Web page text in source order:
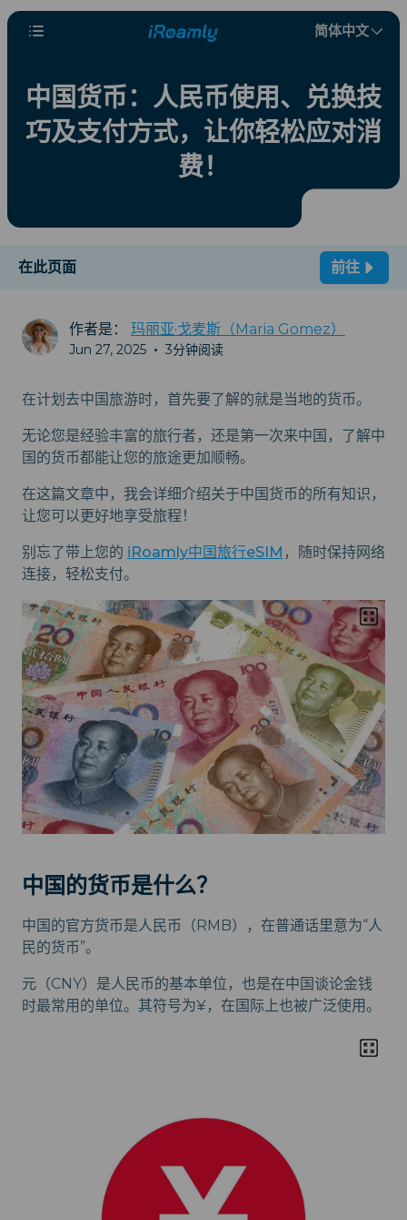
简体中文
中国货币：人民币使用、兑换技
巧及支付方式，让你轻松应对消
费！
在此页面 前往
作者是： 玛丽亚·戈麦斯（Maria Gomez）
Jun 27, 2025 • 3分钟阅读
在计划去中国旅游时，首先要了解的就是当地的货币。
无论您是经验丰富的旅行者，还是第一次来中国，了解中
国的货币都能让您的旅途更加顺畅。
在这篇文章中，我会详细介绍关于中国货币的所有知识，
让您可以更好地享受旅程！
别忘了带上您的 iRoamly中国旅行eSIM ，随时保持网络
连接，轻松支付。
中国的货币是什么？
中国的官方货币是人民币（RMB），在普通话里意为“人
民的货币”。
元（CNY）是人民币的基本单位，也是在中国谈论金钱
时最常用的单位。其符号为¥，在国际上也被广泛使用。